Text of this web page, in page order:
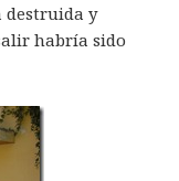
destruida y
habría sido